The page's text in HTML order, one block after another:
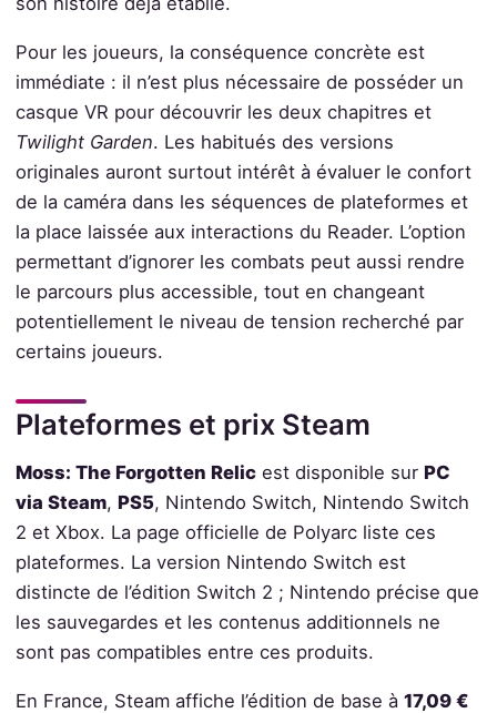
Pour les joueurs, la conséquence concrète est
immédiate : il n’est plus nécessaire de posséder un
casque VR pour découvrir les deux chapitres et
Twilight Garden. Les habitués des versions
originales auront surtout intérêt à évaluer le confort
de la caméra dans les séquences de plateformes et
la place laissée aux interactions du Reader. L’option
permettant d’ignorer les combats peut aussi rendre
le parcours plus accessible, tout en changeant
potentiellement le niveau de tension recherché par
certains joueurs.
Plateformes et prix Steam
Moss: The Forgotten Relicest disponible sur PC
via Steam, PS5, Nintendo Switch, Nintendo Switch
2 et Xbox. La page officielle de Polyarc liste ces
plateformes. La version Nintendo Switch est
distincte de l’édition Switch 2 ; Nintendo précise que
les sauvegardes et les contenus additionnels ne
sont pas compatibles entre ces produits.
En France, Steam affiche l’édition de base à 17,09 €